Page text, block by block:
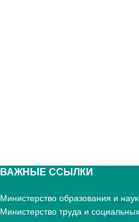
ВАЖНЫЕ ССЫЛКИ
Министерство образования и
Министерство труда и